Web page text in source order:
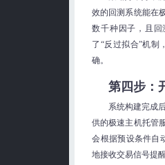
效的回测系统能在
数千种因子，且
了“反过拟合”机
确。
第四步：
系统构建完成
供的极速主机托管
会根据预设条件自
地接收交易信号提